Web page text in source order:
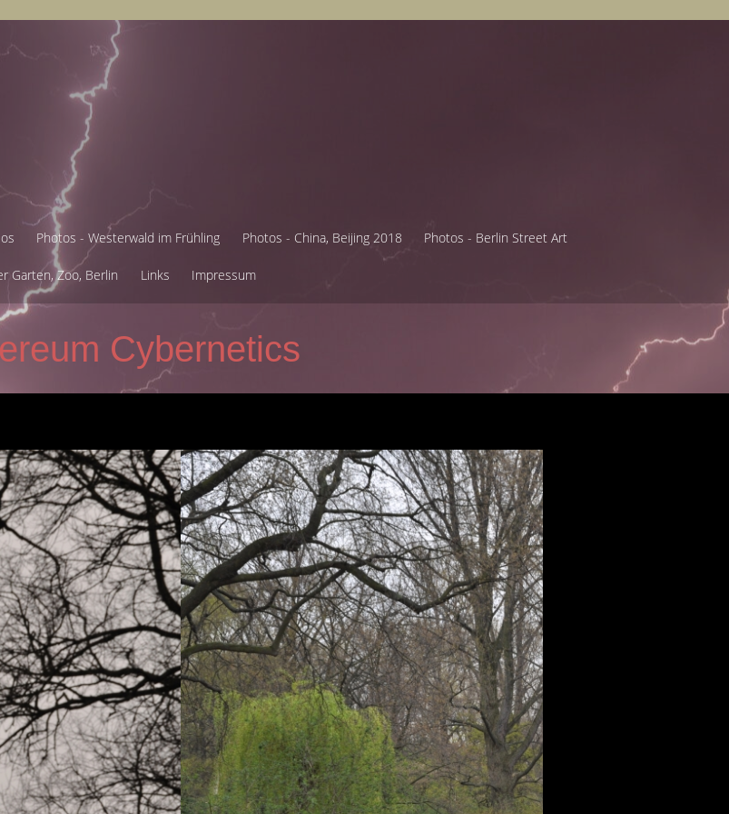
Photos - Westerwald im Frühling Photos - China, Beijing 2018 Photos - Berlin Street Art
Garten, Zoo, Berlin Links Impressum
Cybernetics